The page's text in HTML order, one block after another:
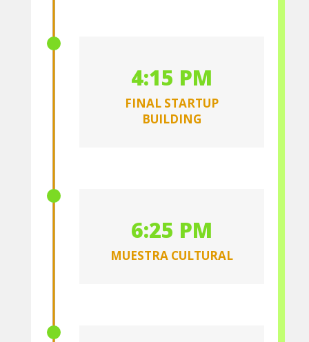
4:15 PM
FINAL STARTUP
BUILDING
6:25 PM
MUESTRA CULTURAL